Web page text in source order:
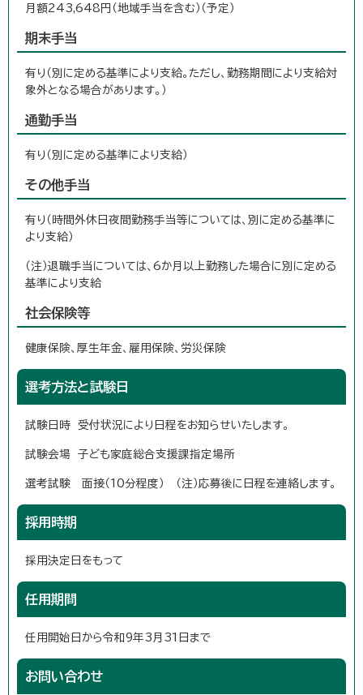
月額243,648円（地域手当を含む）（予定）
期末手当
有り（別に定める基準により支給。ただし、勤務期間により支給対
象外となる場合があります。）
通勤手当
有り（別に定める基準により支給）
その他手当
有り（時間外休日夜間勤務手当等については、別に定める基準に
より支給）
（注）退職手当については、6か月以上勤務した場合に別に定める
基準により支給
社会保険等
健康保険、厚生年金、雇用保険、労災保険
選考方法と試験日
試験日時 受付状況により日程をお知らせいたします。
試験会場 子ども家庭総合支援課指定場所
選考試験 面接（10分程度） （注）応募後に日程を連絡します。
採用時期
採用決定日をもって
任用期間
任用開始日から令和9年3月31日まで
お問い合わせ